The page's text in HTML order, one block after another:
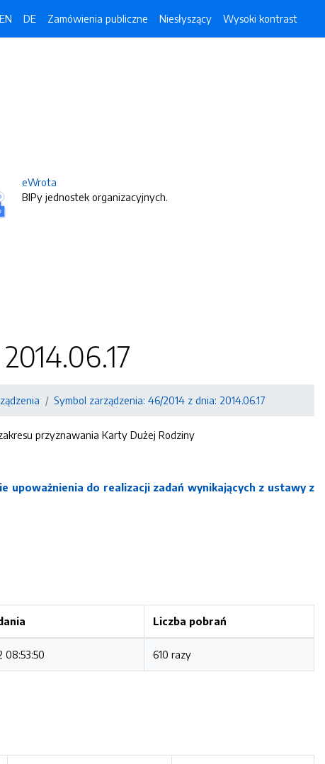
EN DE Zamówienia publiczne Niesłyszący Wysoki kontrast
eWrota
BIPy jednostek organizacyjnych.
Symbol zarządzenia: 46/2014 z dnia: 2014.06.17
przyznawania Karty Dużej Rodziny
upoważnienia do realizacji zadań wynikających z ustawy z
Liczba pobrań
08:53:50 610 razy